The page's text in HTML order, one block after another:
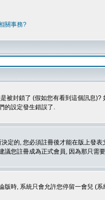
關事務?
被封鎖了 (假如您有看到這個訊息
的設定發生錯誤了.
定的, 您必須註冊後才能在版上發
議您註冊成為正式會員, 因為那只需
版時, 系統只會允許您停留一會兒 (